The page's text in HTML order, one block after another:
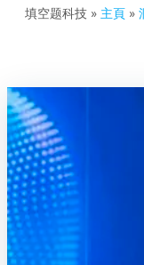
填空题科技 » 主頁 »